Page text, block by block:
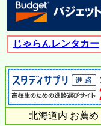
じゃらんレンタカー
北海道内 お薦め